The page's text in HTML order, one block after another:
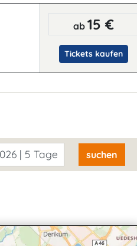
ab 15 €
Tickets kaufen
| 5 Tage suchen